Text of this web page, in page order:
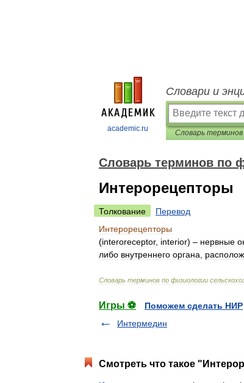
academic.ru
Словари и
Словарь терминов по
Интерорецепторы
Толкование
Перевод
Интерорецепторы
(interoreceptor, interior) – нервные
либо внутреннего органа
Словарь терминов по физиологии
Игры ⚽
Поможем сделать НИР
Интермедин
Смотреть что такое